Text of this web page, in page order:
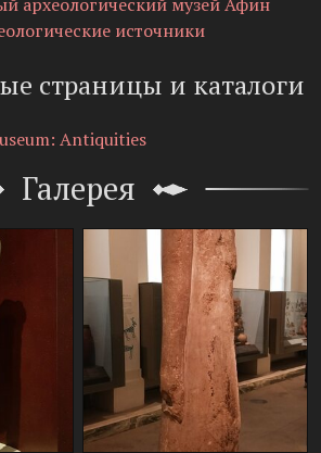
источники
страницы и каталоги
Antiquities
Галерея